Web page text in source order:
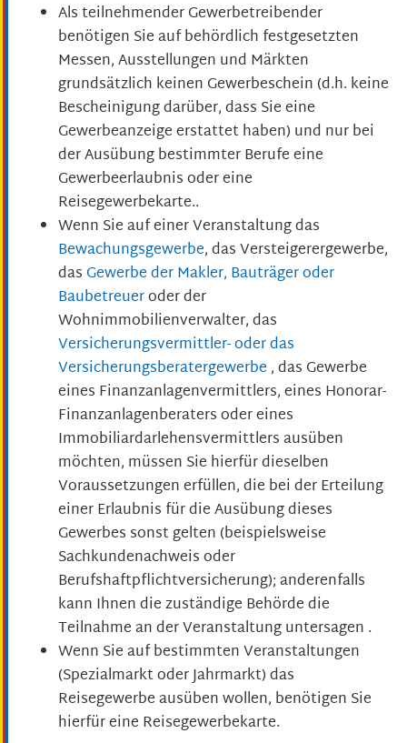
Als teilnehmender Gewerbetreibender
benötigen Sie auf behördlich festgesetzten
Messen, Ausstellungen und Märkten
grundsätzlich keinen Gewerbeschein (d.h. keine
Bescheinigung darüber, dass Sie eine
Gewerbeanzeige erstattet haben) und nur bei
der Ausübung bestimmter Berufe eine
Gewerbeerlaubnis oder eine
Reisegewerbekarte..
Wenn Sie auf einer Veranstaltung das
Bewachungsgewerbe, das Versteigerergewerbe,
das Gewerbe der Makler, Bauträger oder
Baubetreueroder der
Wohnimmobilienverwalter, das
Versicherungsvermittler- oder das
Versicherungsberatergewerbe , das Gewerbe
eines Finanzanlagenvermittlers, eines Honorar-
Finanzanlagenberaters oder eines
Immobiliardarlehensvermittlers ausüben
möchten, müssen Sie hierfür dieselben
Voraussetzungen erfüllen, die bei der Erteilung
einer Erlaubnis für die Ausübung dieses
Gewerbes sonst gelten (beispielsweise
Sachkundenachweis oder
Berufshaftpflichtversicherung); anderenfalls
kann Ihnen die zuständige Behörde die
Teilnahme an der Veranstaltung untersagen .
Wenn Sie auf bestimmten Veranstaltungen
(Spezialmarkt oder Jahrmarkt) das
Reisegewerbe ausüben wollen, benötigen Sie
hierfür eine Reisegewerbekarte.